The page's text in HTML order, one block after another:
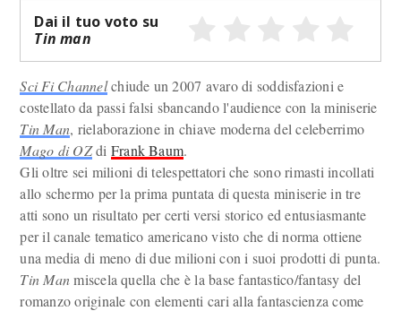
Dai il tuo voto su
Tin man
Sci Fi Channelchiude un 2007 avaro di soddisfazioni e
costellato da passi falsi sbancando l'audience con la miniserie
Tin Man, rielaborazione in chiave moderna del celeberrimo
Mago di OZdi Frank Baum.
Gli oltre sei milioni di telespettatori che sono rimasti incollati
allo schermo per la prima puntata di questa miniserie in tre
atti sono un risultato per certi versi storico ed entusiasmante
per il canale tematico americano visto che di norma ottiene
una media di meno di due milioni con i suoi prodotti di punta.
Tin Manmiscela quella che è la base fantastico/fantasy del
romanzo originale con elementi cari alla fantascienza come